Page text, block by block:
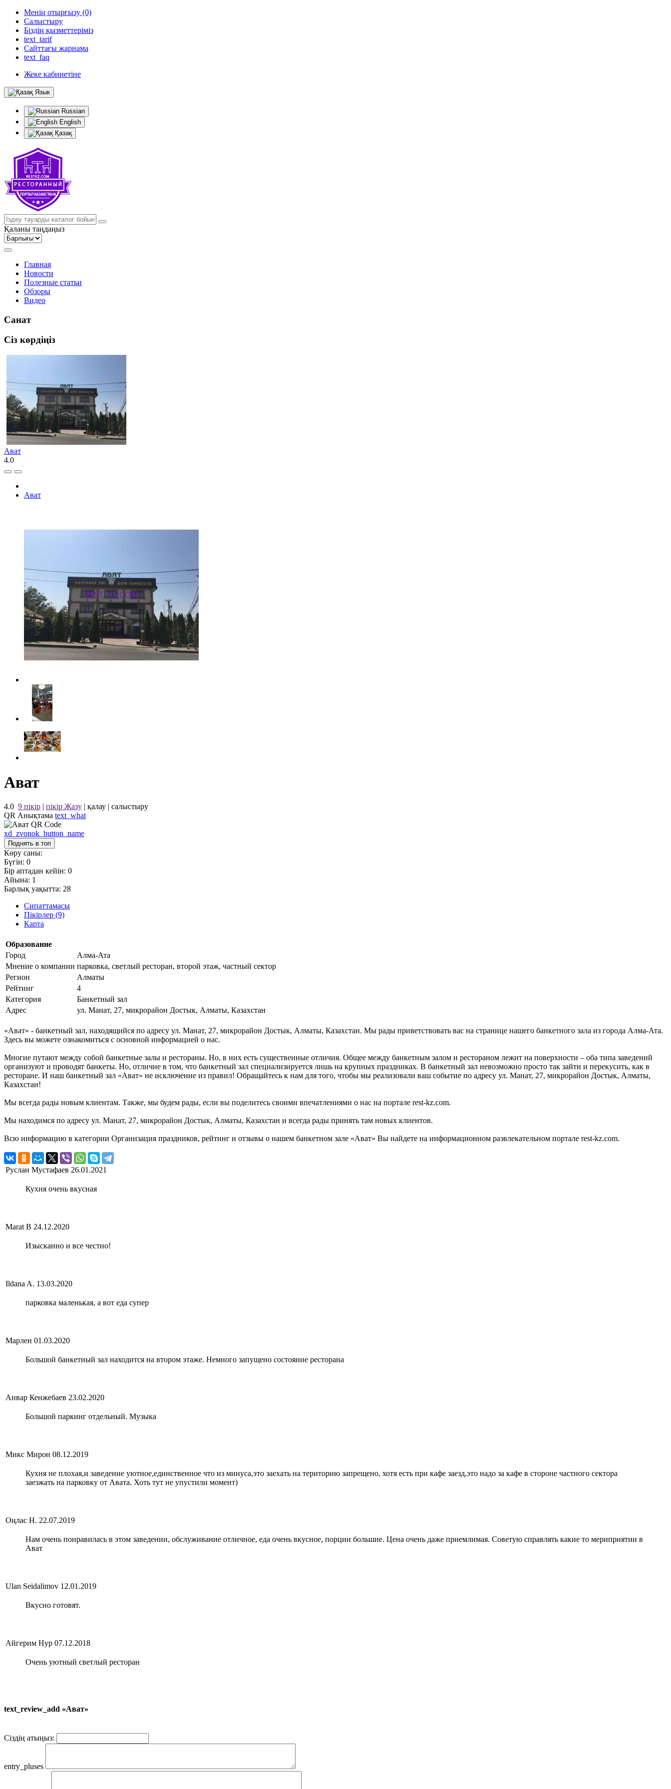
Менің отырғызу (0)
Салыстыру
Біздің қызметтеріміз
text_tarif
Сайттағы жарнама
text_faq
Жеке кабинетіне
Язык
Russian
English
Қазақ
Қаланы таңдаңыз
Главная
Новости
Полезные статьи
Обзоры
Видео
Санат
Сіз көрдіңіз
Ават
4.0
Ават
Ават
4.0 9 пікір | пікір Жазу | қалау | салыстыру
QR Анықтама text_what
xd_zvonok_button_name
Поднять в топ
Көру саны:
Бүгін: 0
Бір аптадан кейін: 0
Айына: 1
Барлық уақытта: 28
Сипаттамасы
Пікірлер (9)
Карта
Образование
Город
Алма-Ата
Мнение о компании парковка, светлый ресторан, второй этаж, частный сектор
Регион
Алматы
Рейтинг
4
Категория
Банкетный зал
Адрес
ул. Манат, 27, микрорайон Достык, Алматы, Казахстан
«Ават» - банкетный зал, находящийся по адресу ул. Манат, 27, микрорайон Достык, Алматы, Казахстан. Мы рады приветствовать вас на странице нашего банкетного зала из города Алма-Ата.
Здесь вы можете ознакомиться с основной информацией о нас.
Многие путают между собой банкетные залы и рестораны. Но, в них есть существенные отличия. Общее между банкетным залом и рестораном лежит на поверхности – оба типа заведений
организуют и проводят банкеты. Но, отличие в том, что банкетный зал специализируется лишь на крупных праздниках. В банкетный зал невозможно просто так зайти и перекусить, как в
ресторане. И наш банкетный зал «Ават» не исключение из правил! Обращайтесь к нам для того, чтобы мы реализовали ваш событие по адресу ул. Манат, 27, микрорайон Достык, Алматы,
Казахстан!
Мы всегда рады новым клиентам. Также, мы будем рады, если вы поделитесь своими впечатлениями о нас на портале rest-kz.com.
Мы находимся по адресу ул. Манат, 27, микрорайон Достык, Алматы, Казахстан и всегда рады принять там новых клиентов.
Всю информацию в категории Организация праздников, рейтинг и отзывы о нашем банкетном зале «Ават» Вы найдете на информационном развлекательном портале rest-kz.com.
Руслан Мустафаев 26.01.2021
Кухня очень вкусная
Marat B 24.12.2020
Изысканно и все честно!
Ildana A. 13.03.2020
парковка маленькая, а вот еда супер
Марлен 01.03.2020
Большой банкетный зал находится на втором этаже. Немного запущено состояние ресторана
Анвар Кенжебаев 23.02.2020
Большой паркинг отдельный. Музыка
Микс Мирон 08.12.2019
Кухня не плохая,и заведение уютное,единственное что из минуса,это заехать на територию запрещено, хотя есть при кафе заезд,это надо за кафе в стороне частного сектора
заезжать на парковку от Авата. Хоть тут не упустили момент)
Оңлас Н. 22.07.2019
Нам очень понравилась в этом заведении, обслуживание отличное, еда очень вкусное, порции большие. Цена очень даже приемлимая. Советую справлять какие то мериприятии в
Ават
Ulan Seidalimov 12.01.2019
Вкусно готовят.
Айгерим Нур 07.12.2018
Очень уютный светлый ресторан
text_review_add «Ават»
Сіздің атыңыз:
entry_pluses